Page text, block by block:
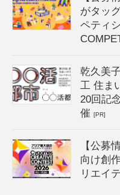
がタッ
ペティ
乾久美
工 住ま
20回記
催[PR]
【公募
向け創
リエイ